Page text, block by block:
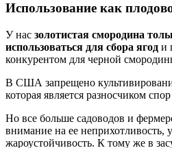
Использование как
У нас золотистая смородина
использоваться для сбора ягод и
конкурентом для черной
В США запрещено
которая является разносчиком
Но все больше садоводов и
внимание на ее неприхотливость,
жароустойчивость. К тому же в